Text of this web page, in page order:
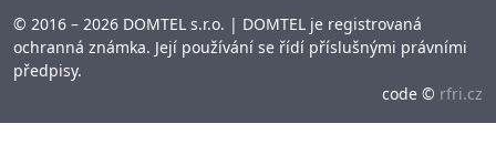
© 2016 – 2026 DOMTEL s.r.o. | DOMTEL je registrovaná
ochranná známka. Její používání se řídí příslušnými právními
předpisy.
code © rfri.cz